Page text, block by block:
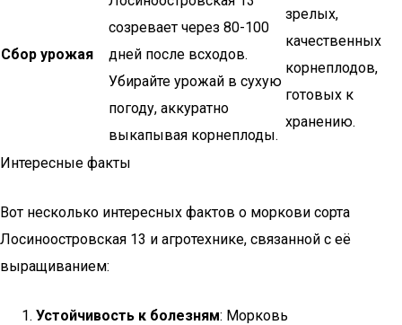
Сбор урожая
созревает через 80-100
дней после всходов.
Убирайте урожай в сухую
погоду, аккуратно
выкапывая корнеплоды.
зрелых,
качественных
корнеплодов,
готовых к
хранению.
Интересные факты
Вот несколько интересных фактов о моркови сорта
Лосиноостровская 13 и агротехнике, связанной с её
выращиванием:
Устойчивость к болезням: Морковь